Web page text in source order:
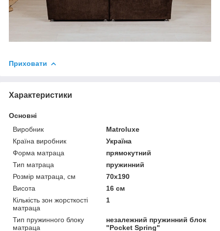
Приховати
Характеристики
Основні
Виробник
Matroluxe
Країна виробник
Україна
Форма матраца
прямокутний
Тип матраца
пружинний
Розмір матраца, см
70х190
Висота
16 см
Кількість зон жорсткості
матраца
1
Тип пружинного блоку
матраца
незалежний пружинний блок
"Pocket Spring"